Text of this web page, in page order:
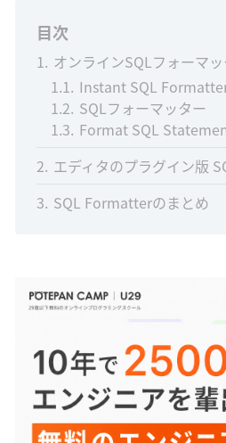
目次
1 オンラインSQLフォーマ
1.1 Instant SQL
1.2 SQLフォーマッター
1.3 Format SQL
2 エディタのプラグイン版
3 SQL Formatterのまとめ